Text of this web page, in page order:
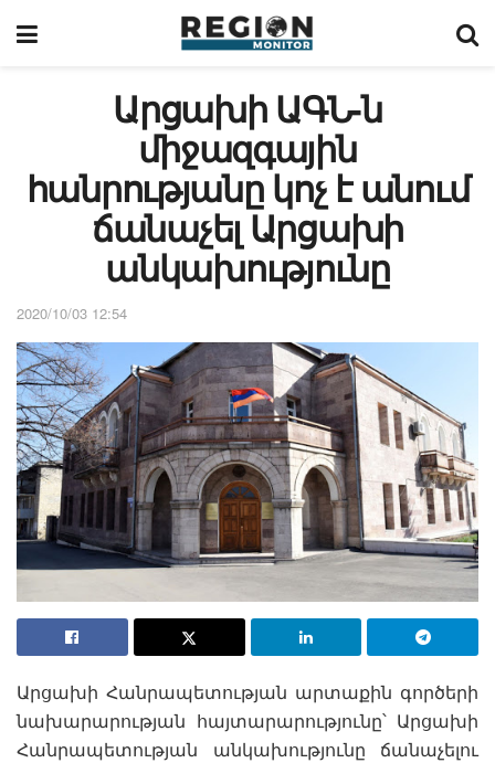
Արցախի ԱԳՆ-ն
միջազգային
հանրությանը կոչ է անում
ճանաչել Արցախի
անկախությունը
2020/10/03 12:54
Արցախի Հանրապետության արտաքին գործերի
նախարարության հայտարարությունը՝ Արցախի
Հանրապետության անկախությունը ճանաչելու